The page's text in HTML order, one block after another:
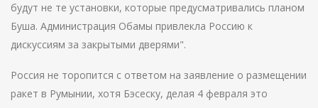
будут не те установки, которые предусматривались планом
Буша. Администрация Обамы привлекла Россию к
дискуссиям за закрытыми дверями".
Россия не торопится с ответом на заявление о размещении
ракет в Румынии, хотя Бэсеску, делая 4 февраля это